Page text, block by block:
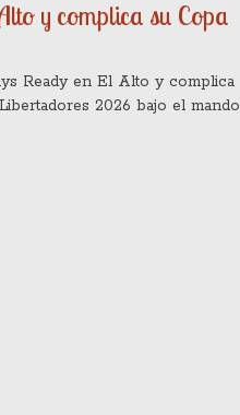
y complica su Copa
Ready en El Alto y complica
2026 bajo el mando